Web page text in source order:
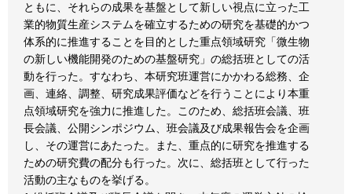
ともに、それらの成果を基盤として新しい視点に立った工
業的物質生産システムを確立するための研究を基礎的かつ
体系的に推進することを目的とした重点領域研究「微生物
の新しい機能開発のための基盤研究」の総括班としての活
動を行った。すなわち、本研究班運営にかかわる総務、企
画、連絡、調整、研究成果評価などを行うことにより本重
点領域研究を強力に推進した。このため、総括班会議、班
長会議、公開シンポジウム、班会議及び成果報告会を企画
し、その運営にあたった。また、重点的に研究を推進する
ための研究費の配分も行った。次に、総括班として行った
活動の主なものを挙げる。